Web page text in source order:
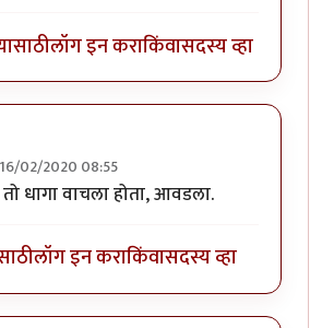
लॉग इन कराकिंवासदस्य व्हा
16/02/2020 08:55
धागा वाचला होता, आवडला.
लॉग इन कराकिंवासदस्य व्हा